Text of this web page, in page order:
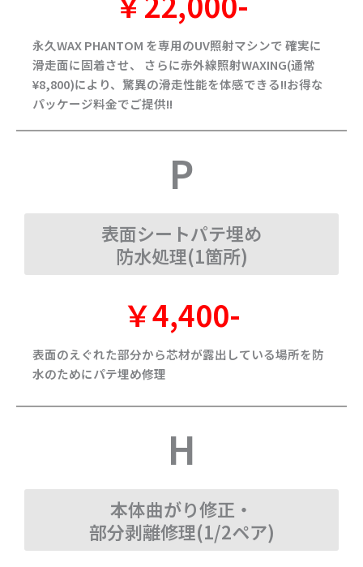
永久WAX PHANTOM を専用のUV照射マシンで 確実に
滑走面に固着させ、 さらに赤外線照射WAXING(通常
¥8,800)により、驚異の滑走性能を体感できる!!お得な
パッケージ料金でご提供!!
P
表面シートパテ埋め
防水処理(1箇所)
￥4,400-
表面のえぐれた部分から芯材が露出している場所を防
水のためにパテ埋め修理
H
本体曲がり修正・
部分剥離修理(1/2ペア)